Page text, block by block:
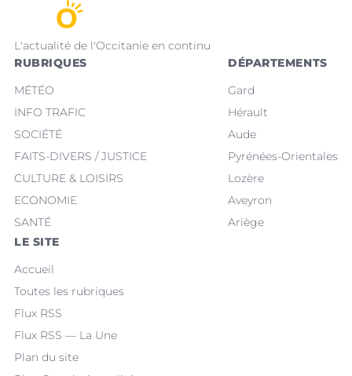
L'actualité de l'Occitanie en continu
RUBRIQUES
MÉTÉO
INFO TRAFIC
SOCIÉTÉ
FAITS-DIVERS / JUSTICE
CULTURE & LOISIRS
ECONOMIE
SANTÉ
DÉPARTEMENTS
Gard
Hérault
Aude
Pyrénées-Orientales
Lozère
Aveyron
Ariège
LE SITE
Accueil
Toutes les rubriques
Flux RSS
Flux RSS — La Une
Plan du site